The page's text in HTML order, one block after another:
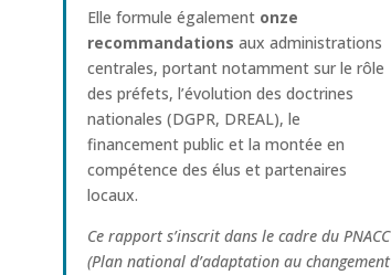
Elle formule également onze
recommandations aux administrations
centrales, portant notamment sur le rôle
des préfets, l’évolution des doctrines
nationales (DGPR, DREAL), le
financement public et la montée en
compétence des élus et partenaires
locaux.
Ce rapport s’inscrit dans le cadre du PNACC
(Plan national d’adaptation au changement